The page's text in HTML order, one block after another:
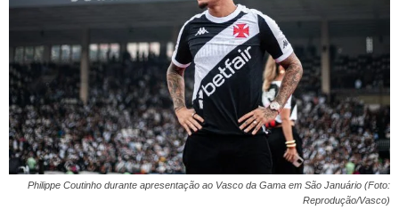
Philippe Coutinho durante apresentação ao Vasco da Gama em São Januário (Foto:
Reprodução/Vasco)